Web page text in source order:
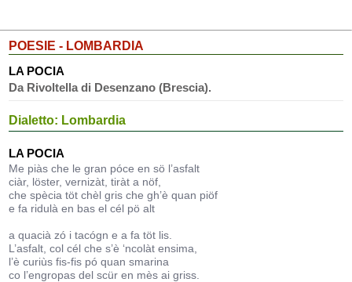
POESIE - LOMBARDIA
LA POCIA
Da Rivoltella di Desenzano (Brescia).
Dialetto: Lombardia
LA POCIA
Me piàs che le gran póce en sö l’asfalt
ciàr, löster, vernizàt, tiràt a nöf,
che spècia töt chèl gris che gh’è quan piöf
e fa ridulà en bas el cél pö alt
a quacià zó i tacógn e a fa töt lis.
L’asfalt, col cél che s’è ‘ncolàt ensima,
l’è curiùs fis-fis pó quan smarina
co l’engropas del scür en mès ai griss.